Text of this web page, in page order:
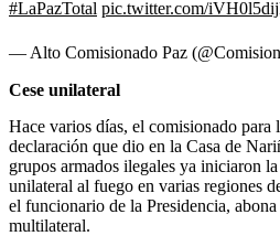
#LaPazTotal pic.twitter.com/
— Alto Comisionado Paz
Cese unilateral
Hace varios días, el comisionado para
declaración que dio en la Casa de
grupos armados ilegales ya iniciaron
unilateral al fuego en varias regiones
el funcionario de la Presidencia,
multilateral.